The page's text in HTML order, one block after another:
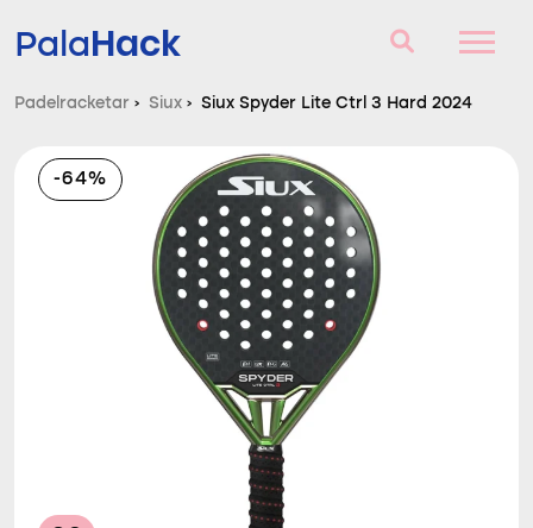
PalaHack
Padelracketar
Frågor och svar
Komparator
Padelracketar › Siux › Siux Spyder Lite Ctrl 3 Hard 2024
-64%